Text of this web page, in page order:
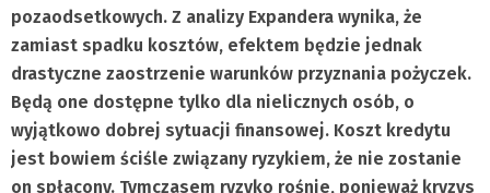
pozaodsetkowych. Z analizy Expandera wynika, że
zamiast spadku kosztów, efektem będzie jednak
drastyczne zaostrzenie warunków przyznania pożyczek.
Będą one dostępne tylko dla nielicznych osób, o
wyjątkowo dobrej sytuacji finansowej. Koszt kredytu
jest bowiem ściśle związany ryzykiem, że nie zostanie
on spłacony. Tymczasem ryzyko rośnie, ponieważ kryzys